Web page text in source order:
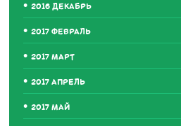
2016 ДЕКАБРЬ
2017 ФЕВРАЛЬ
2017 МАРТ
2017 АПРЕЛЬ
2017 МАЙ